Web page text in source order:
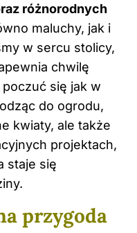
różnorodnych
maluchy, jak i
w sercu stolicy,
chwilę
się jak w
do ogrodu,
kwiaty, ale także
projektach,
staje się
.
przygoda